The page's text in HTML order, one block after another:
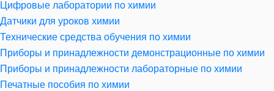
Цифровые лаборатории по химии
Датчики для уроков химии
Технические средства обучения по химии
Приборы и принадлежности демонстрационные по химии
Приборы и принадлежности лабораторные по химии
Печатные пособия по химии